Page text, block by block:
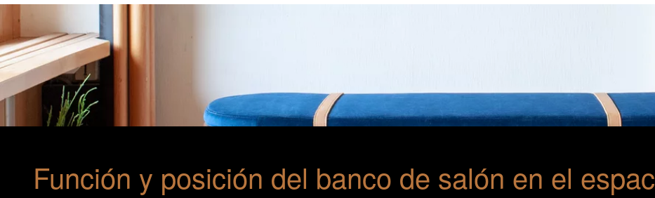
Función y posición del banco de salón en el